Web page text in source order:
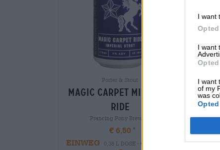
I want
I want
I want
of my
was
Porter & Stout
magic carpet midnight
ride
Prancing Pony Brewery
€ 6,50
EINWEG
0,38 L DOSE - € 17,11 / LTR